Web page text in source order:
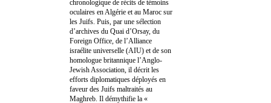
chronologique de récits de témoins
oculaires en Algérie et au Maroc sur
les Juifs. Puis, par une sélection
d’archives du Quai d’Orsay, du
Foreign Office, de l’Alliance
israélite universelle (AIU) et de son
homologue britannique l’Anglo-
Jewish Association, il décrit les
efforts diplomatiques déployés en
faveur des Juifs maltraités au
Maghreb. Il démythifie la «